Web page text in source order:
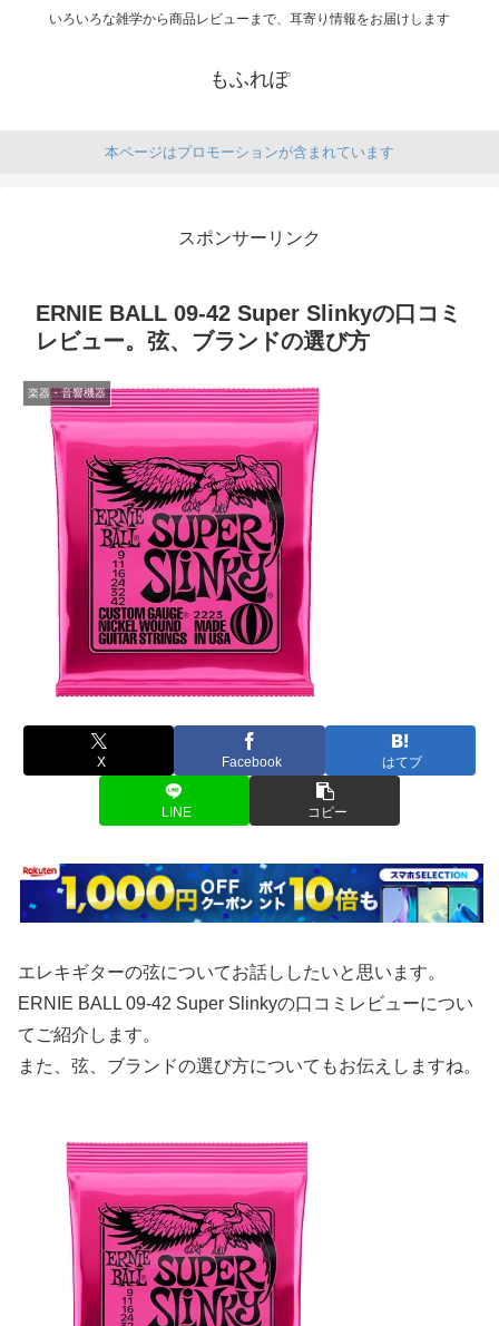
いろいろな雑学から商品レビューまで、耳寄り情報をお届けします
もふれぽ
本ページはプロモーションが含まれています
スポンサーリンク
ERNIE BALL 09-42 Super Slinkyの口コミ
レビュー。弦、ブランドの選び方
楽器・音響機器
X Facebook はてブ
LINE コピー
エレキギターの弦についてお話ししたいと思います。
ERNIE BALL 09-42 Super Slinkyの口コミレビューについ
てご紹介します。
また、弦、ブランドの選び方についてもお伝えしますね。